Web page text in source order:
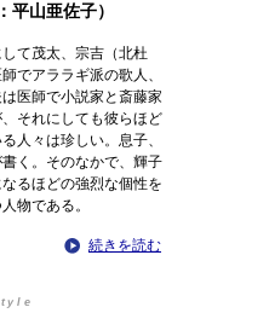
平山亜佐子）
て茂太、宗吉（北杜
でアララギ派の歌人、
医師で小説家と斎藤家
それにしても彼らほど
人々は珍しい。息子、
く。そのなかで、輝子
るほどの強烈な個性を
物である。
続きを読む